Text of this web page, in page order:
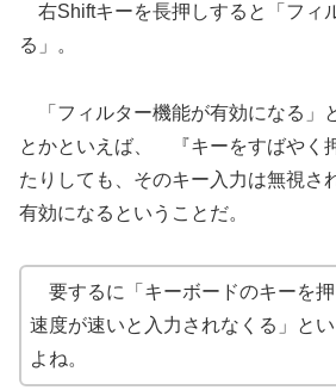
右Shiftキーを長押しすると「フィ
る」。
「フィルター機能が有効になる」
とかといえば、 『キーをすばやく
たりしても、そのキー入力は無視さ
有効になるということだ。
要するに「キーボードのキーを押
速度が速いと入力されなくる」と
よね。